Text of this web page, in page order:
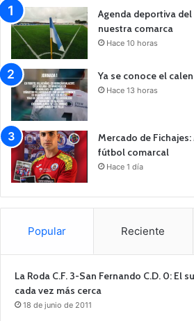
Agenda deportiva
nuestra comarca
Hace 10 horas
Ya se conoce el
Hace 13 horas
Mercado de
fútbol comarcal
Hace 1 día
Popular Reciente
La Roda C.F. 3-San Fernando C.D. 0: El
cada vez más cerca
18 de junio de 2011